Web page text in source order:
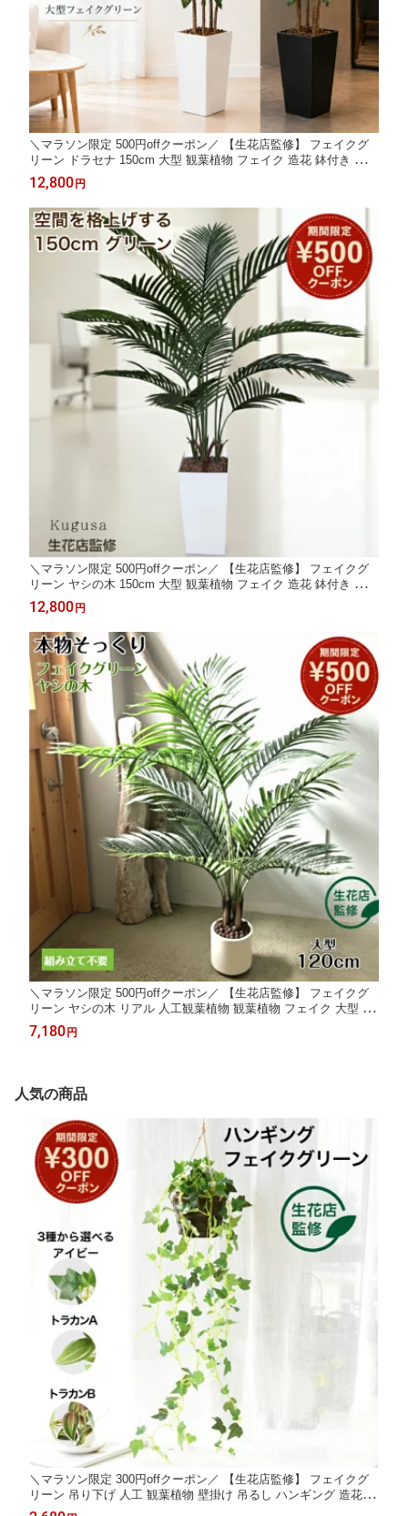
＼マラソン限定 500円offクーポン／ 【生花店監修】 フェイクグ
リーン ドラセナ 150cm 大型 観葉植物 フェイク 造花 鉢付き 人工
観葉植物 おしゃれ 室内 インテリア グリーン リビング 玄関 オフ
ィス 店舗 白鉢 黒鉢 選べる Kugusa
12,800 円
＼マラソン限定 500円offクーポン／ 【生花店監修】 フェイクグ
リーン ヤシの木 150cm 大型 観葉植物 フェイク 造花 鉢付き おし
ゃれ 室内 インテリア グリーン オフィス 受付 リビング 店舗 Kug
usa ＼レビュー特典あり／
12,800 円
＼マラソン限定 500円offクーポン／ 【生花店監修】 フェイクグ
リーン ヤシの木 リアル 人工観葉植物 観葉植物 フェイク 大型 造
花 120cm インテリア 室内 オフィス おしゃれ カフェ 美容院 ギフ
ト 開店祝い 装飾 白鉢 Kugusa ＼レビュー特典あり／
7,180 円
人気の商品
＼マラソン限定 300円offクーポン／ 【生花店監修】 フェイクグ
リーン 吊り下げ 人工 観葉植物 壁掛け 吊るし ハンギング 造花 お
しゃれ 軽い インテリアグリーン アイビー 垂れ下がる リアル デ